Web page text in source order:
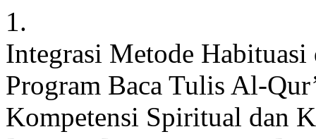
1.
Integrasi Metode
Program Baca Tulis Al-
Kompetensi Spiritual dan